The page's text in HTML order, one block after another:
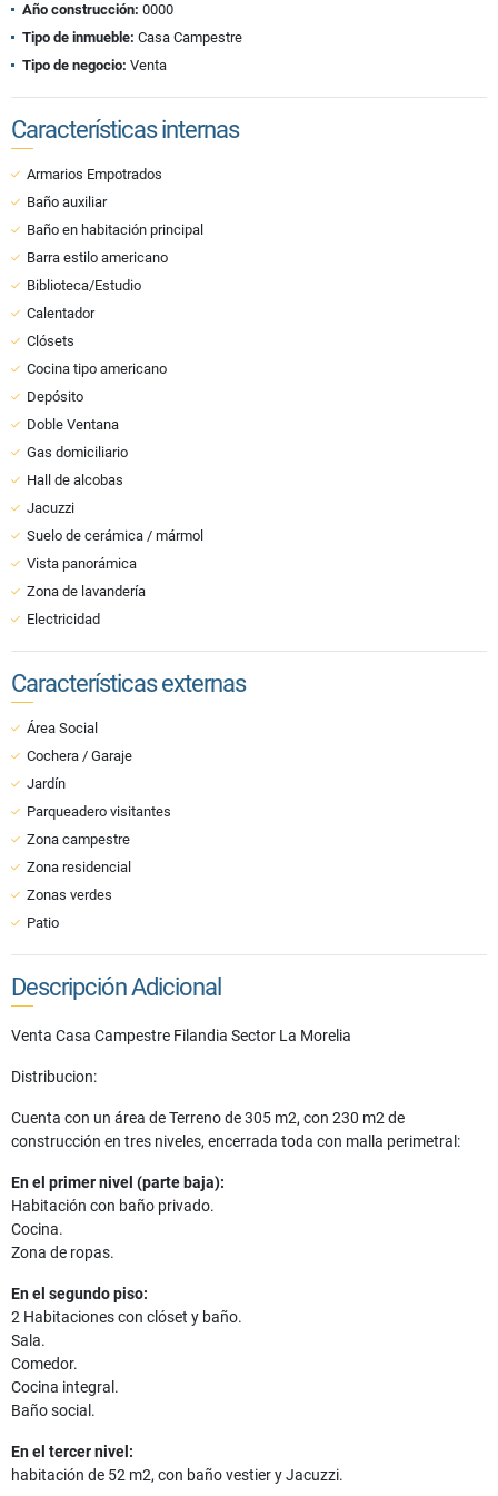
Año construcción: 0000
Tipo de inmueble: Casa Campestre
Tipo de negocio: Venta
Características internas
Armarios Empotrados
Baño auxiliar
Baño en habitación principal
Barra estilo americano
Biblioteca/Estudio
Calentador
Clósets
Cocina tipo americano
Depósito
Doble Ventana
Gas domiciliario
Hall de alcobas
Jacuzzi
Suelo de cerámica / mármol
Vista panorámica
Zona de lavandería
Electricidad
Características externas
Área Social
Cochera / Garaje
Jardín
Parqueadero visitantes
Zona campestre
Zona residencial
Zonas verdes
Patio
Descripción Adicional
Venta Casa Campestre Filandia Sector La Morelia
Distribucion:
Cuenta con un área de Terreno de 305 m2, con 230 m2 de
construcción en tres niveles, encerrada toda con malla perimetral:
En el primer nivel (parte baja):
Habitación con baño privado.
Cocina.
Zona de ropas.
En el segundo piso:
2 Habitaciones con clóset y baño.
Sala.
Comedor.
Cocina integral.
Baño social.
En el tercer nivel:
habitación de 52 m2, con baño vestier y Jacuzzi.